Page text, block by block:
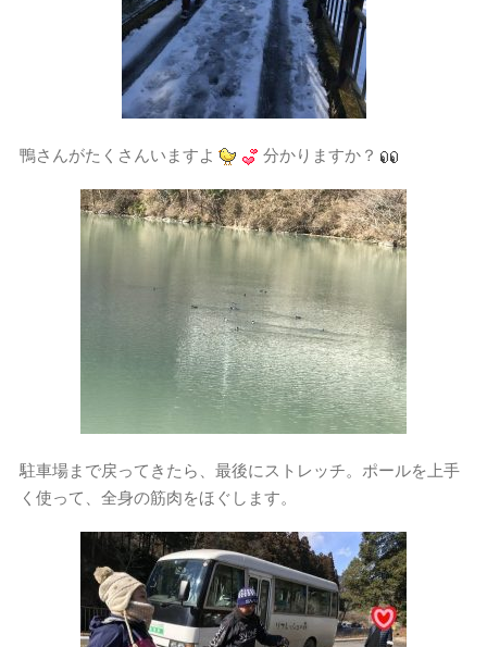
鴨さんがたくさんいますよ 分かりますか？
駐車場まで戻ってきたら、最後にストレッチ。ポールを上手
く使って、全身の筋肉をほぐします。